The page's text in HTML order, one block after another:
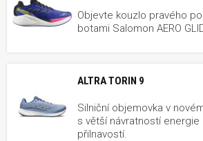
Objevte kouzlo pravého
botami Salomon AERO
ALTRA TORIN 9
Silniční objemovka v
s větší návratností
přilnavostí.